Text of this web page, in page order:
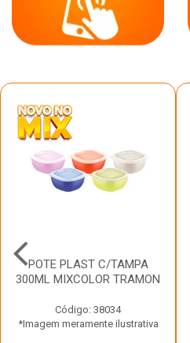
POTE PLAST C/TAMPA
300ML MIXCOLOR TRAMON
Código: 38034
*Imagem meramente ilustrativa